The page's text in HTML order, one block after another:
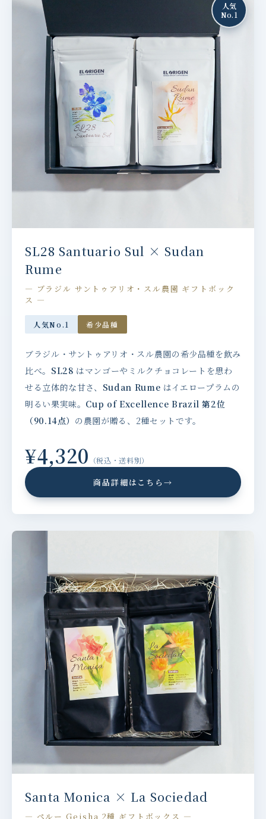
人気
No.1
SL28 Santuario Sul × Sudan
Rume
— ブラジル サントゥアリオ・スル農園 ギフトボック
ス —
人気No.1 希少品種
ブラジル・サントゥアリオ・スル農園の希少品種を飲み
比べ。 SL28 はマンゴーやミルクチョコレートを思わ
せる立体的な甘さ、 Sudan Rume はイエロープラムの
明るい果実味。 Cup of Excellence Brazil 第2位
（90.14点） の農園が贈る、2種セットです。
¥4,320 （税込・送料別）
商品詳細はこちら→
Santa Monica × La Sociedad
— ペルー Geisha 2種 ギフトボックス —